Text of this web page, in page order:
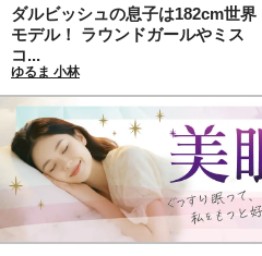
ダルビッシュの息子は182cm世界
モデル！ ラウンドガールやミス
コ...
ゆるま 小林